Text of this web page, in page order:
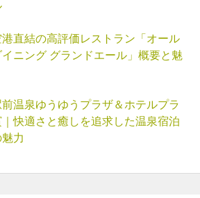
直結の高評価レストラン「オール
イニング グランドエール」概要と魅
温泉ゆうゆうプラザ＆ホテルプラ
快適さと癒しを追求した温泉宿泊
力